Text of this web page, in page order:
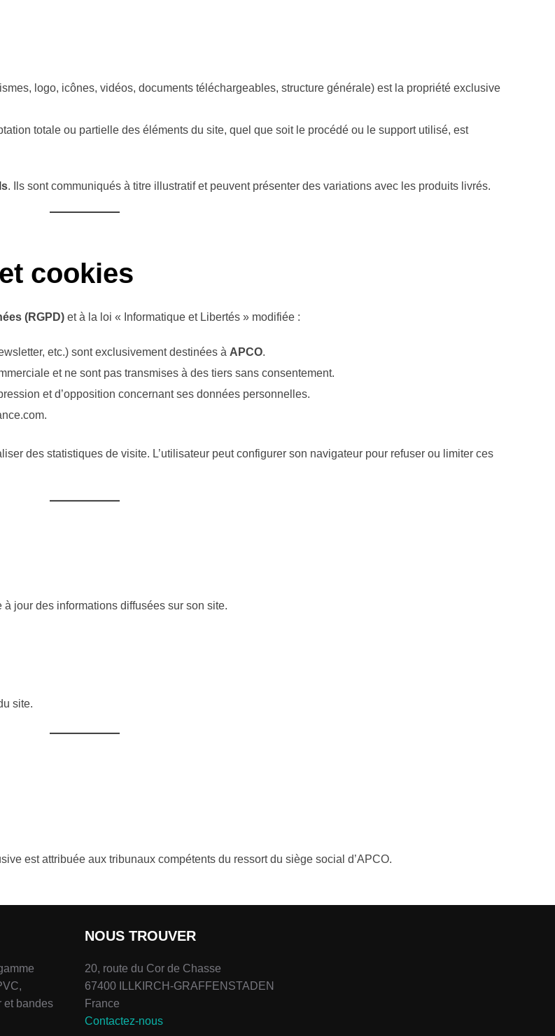
logo, icônes, vidéos, documents téléchargeables, structure générale) est la propriété exclusive
totale ou partielle des éléments du site, quel que soit le procédé ou le support utilisé, est
. Ils sont communiqués à titre illustratif et peuvent présenter des variations avec les produits livrés.
cookies
(RGPD) et à la loi « Informatique et Libertés » modifiée :
etc.) sont exclusivement destinées à APCO.
et ne sont pas transmises à des tiers sans consentement.
et d’opposition concernant ses données personnelles.
des statistiques de visite. L’utilisateur peut configurer son navigateur pour refuser ou limiter ces
jour des informations diffusées sur son site.
site.
est attribuée aux tribunaux compétents du ressort du siège social d’APCO.
et bandes
NOUS TROUVER
20, route du Cor de Chasse
67400 ILLKIRCH-GRAFFENSTADEN
France
Contactez-nous